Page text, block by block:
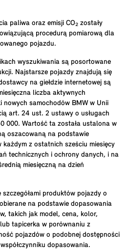
paliwa oraz emisji CO₂ zostały
procedurą pomiarową dla
pojazdu.
wyszukiwania są posortowane
Najstarsze pojazdy znajdują się
na giełdzie internetowej są
liczba aktywnych
nowych samochodów BMW w Unii
art. 24 ust. 2 ustawy o usługach
000. Wartość ta została ustalona w
oszacowaną na podstawie
z ostatnich sześciu miesięcy
technicznych i ochrony danych, i na
miesięczną na dzień
produktów pojazdy o
na podstawie dopasowania
takich jak model, cena, kolor,
tapicerka w porównaniu z
pojazdów o podobnej dostępności
dopasowania.